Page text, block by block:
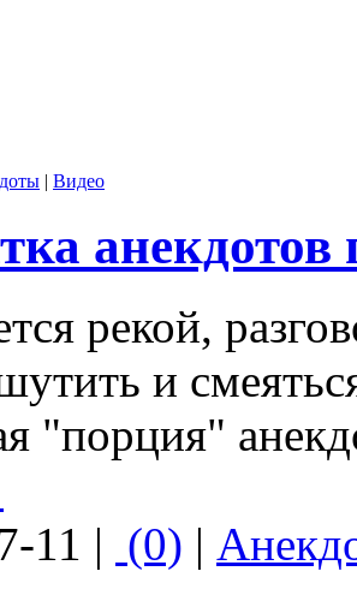
| Видео
анекдотов
рекой,
и
"порция"
11 | (0) |